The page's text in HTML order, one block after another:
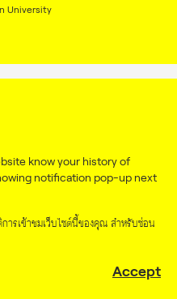
University
know your history of
notification pop-up next
การเข้าชมเว็บไซต์นี้ของคุณ สำหรับซ่อน
Accept